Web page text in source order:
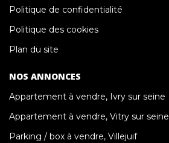
Politique de confidentialité
Politique des cookies
Plan du site
NOS ANNONCES
Appartement à vendre, Ivry sur seine
Appartement à vendre, Vitry sur seine
Parking / box à vendre, Villejuif